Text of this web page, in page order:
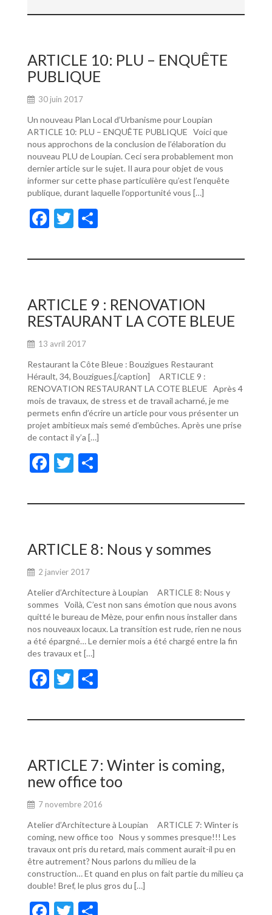
e
o
o
k
itt ta
er
ARTICLE 10: PLU – ENQUÊTE
PUBLIQUE
30 juin 2017
Un nouveau Plan Local d’Urbanisme pour Loupian
ARTICLE 10: PLU – ENQUÊTE PUBLIQUE Voici que
nous approchons de la conclusion de l’élaboration du
nouveau PLU de Loupian. Ceci sera probablement mon
dernier article sur le sujet. Il aura pour objet de vous
informer sur cette phase particulière qu’est l’enquête
publique, durant laquelle l’opportunité vous […]
F
e
o
o
k
T
itt ta
er
ARTICLE 9 : RENOVATION
RESTAURANT LA COTE BLEUE
13 avril 2017
Restaurant la Côte Bleue : Bouzigues Restaurant
Hérault, 34, Bouzigues.[/caption] ARTICLE 9 :
RENOVATION RESTAURANT LA COTE BLEUE Après 4
mois de travaux, de stress et de travail acharné, je me
permets enfin d’écrire un article pour vous présenter un
projet ambitieux mais semé d’embûches. Après une prise
de contact il y’a […]
F
e
o
o
k
T
itt ta
er
ARTICLE 8: Nous y sommes
2 janvier 2017
Atelier d’Architecture à Loupian ARTICLE 8: Nous y
sommes Voilà, C’est non sans émotion que nous avons
quitté le bureau de Mèze, pour enfin nous installer dans
nos nouveaux locaux. La transition est rude, rien ne nous
a été épargné… Le dernier mois a été chargé entre la fin
des travaux et […]
F
e
o
o
k
T
itt ta
er
ARTICLE 7: Winter is coming,
new office too
7 novembre 2016
Atelier d’Architecture à Loupian ARTICLE 7: Winter is
coming, new office too Nous y sommes presque!!! Les
travaux ont pris du retard, mais comment aurait-il pu en
être autrement? Nous parlons du milieu de la
construction… Et quand en plus on fait partie du milieu ça
double! Bref, le plus gros du […]